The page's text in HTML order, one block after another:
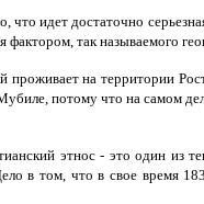
идет достаточно
фактором, так называемого
на территории
потому что на самом
этнос - это один из
в том, что в свое время